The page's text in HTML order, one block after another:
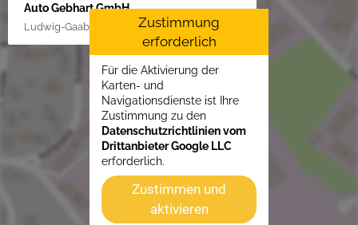
Auto Gebhart GmbH
Ludwig-Gaab-Str. 4, 88427 Bad Schussenried
Zustimmung
erforderlich
Für die Aktivierung der
Karten- und
Navigationsdienste ist Ihre
Zustimmung zu den
Datenschutzrichtlinien vom
Drittanbieter Google LLC
erforderlich.
Zustimmen und
aktivieren